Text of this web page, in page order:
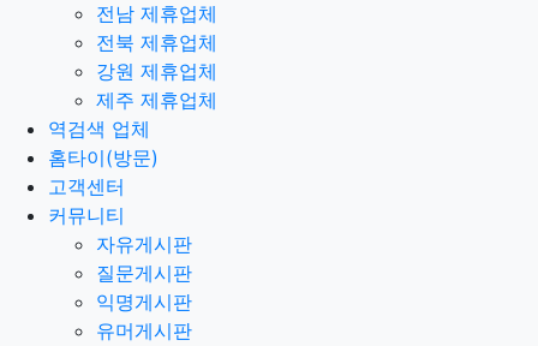
전남 제휴업체
전북 제휴업체
강원 제휴업체
제주 제휴업체
역검색 업체
홈타이(방문)
고객센터
커뮤니티
자유게시판
질문게시판
익명게시판
유머게시판